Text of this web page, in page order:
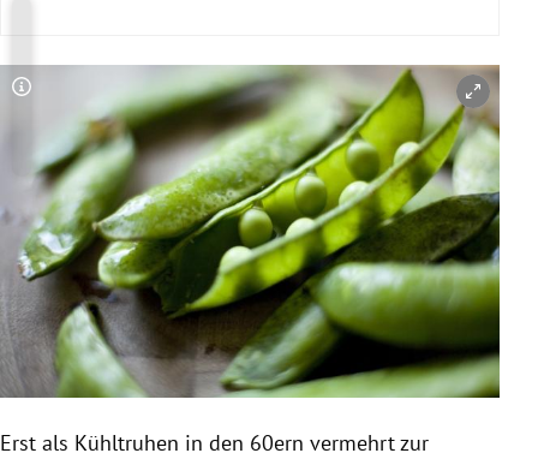
Copyright-Hinweis öffnen/schließen
Erst als Kühltruhen in den 60ern vermehrt zur